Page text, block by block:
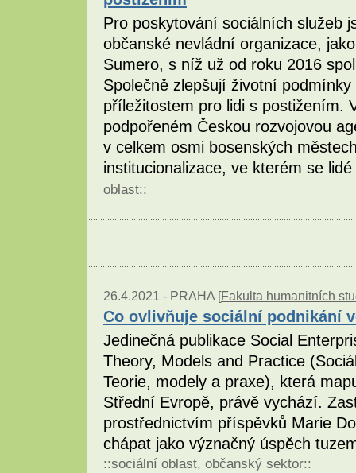
Pro poskytování sociálních služeb
občanské nevládní organizace,
Sumero, s níž už od roku 2016
Společně zlepšují životní
příležitostem pro lidi s postižením.
podpořeném Českou rozvojovou
v celkem osmi bosenských
institucionalizace, ve kterém se
oblast::
26.4.2021 - PRAHA [Fakulta humanitních
Co ovlivňuje sociální podnikání
Jedinečná publikace Social
Theory, Models and Practice
Teorie, modely a praxe), která
Střední Evropě, právě vychází.
prostřednictvím příspěvků Marie
chápat jako význačný úspěch
::sociální oblast, občanský sektor::